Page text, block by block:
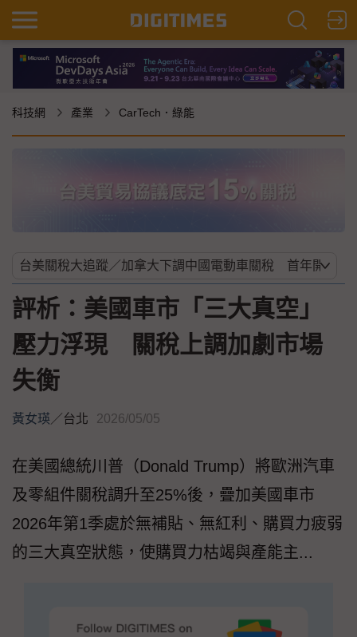
科技網 產業 CarTech．綠能
評析：美國車市「三大真空」
壓力浮現 關稅上調加劇市場
失衡
黃女瑛 ／台北 2026/05/05
在美國總統川普（Donald Trump）將歐洲汽車
及零組件關稅調升至25%後，疊加美國車市
2026年第1季處於無補貼、無紅利、購買力疲弱
的三大真空狀態，使購買力枯竭與產能主...